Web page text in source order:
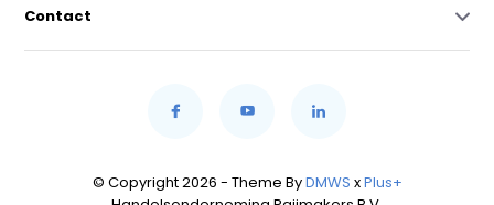
Contact
© Copyright 2026 - Theme ByDMWS xPlus+